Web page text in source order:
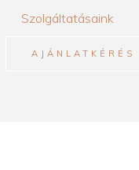
Szolgáltatásaink
AJÁNLATKÉRÉS